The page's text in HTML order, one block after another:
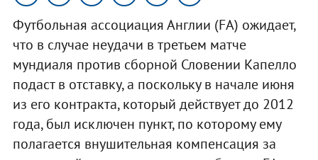
Футбольная ассоциация Англии (FA) ожидает,
что в случае неудачи в третьем матче
мундиаля против сборной Словении Капелло
подаст в отставку, а поскольку в начале июня
из его контракта, который действует до 2012
года, был исключен пункт, по которому ему
полагается внушительная компенсация за